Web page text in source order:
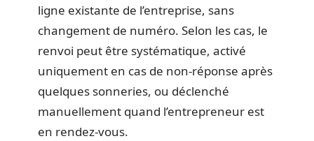
ligne existante de l’entreprise, sans
changement de numéro. Selon les cas, le
renvoi peut être systématique, activé
uniquement en cas de non-réponse après
quelques sonneries, ou déclenché
manuellement quand l’entrepreneur est
en rendez-vous.